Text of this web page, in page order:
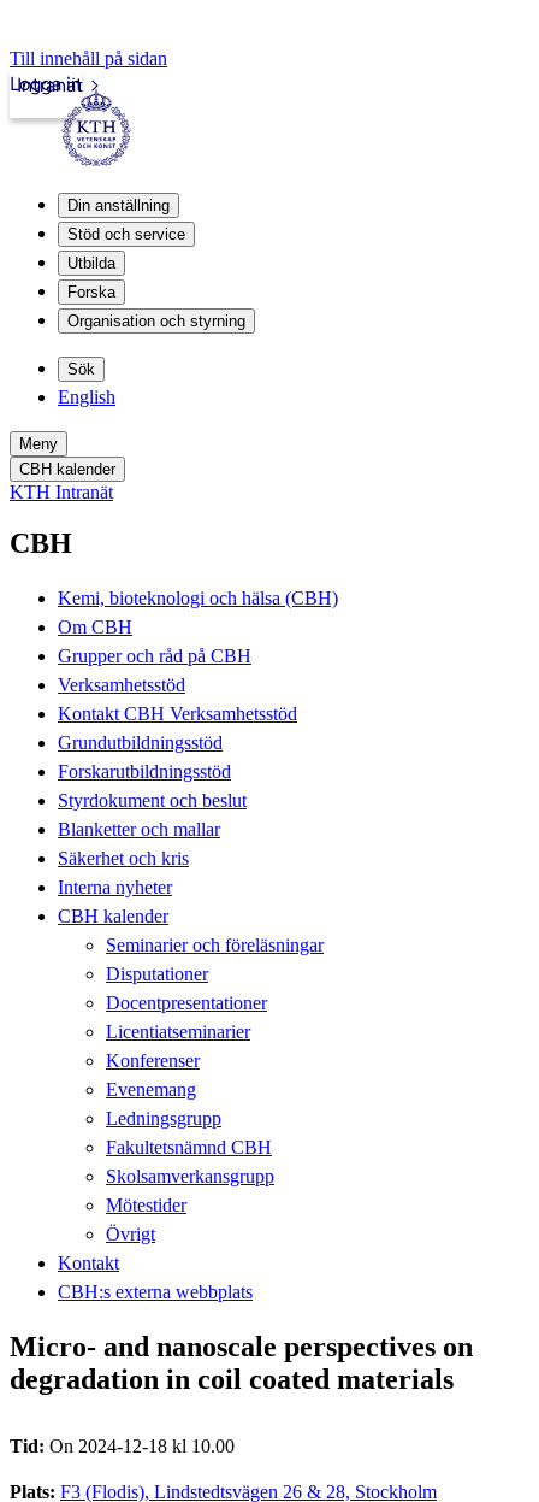
Till innehåll på sidan
Intranät
Logga in
Din anställning
Stöd och service
Utbilda
Forska
Organisation och styrning
Sök
English
Meny
CBH kalender
KTH Intranät
CBH
Kemi, bioteknologi och hälsa (CBH)
Om CBH
Grupper och råd på CBH
Verksamhetsstöd
Kontakt CBH Verksamhetsstöd
Grundutbildningsstöd
Forskarutbildningsstöd
Styrdokument och beslut
Blanketter och mallar
Säkerhet och kris
Interna nyheter
CBH kalender
Seminarier och föreläsningar
Disputationer
Docentpresentationer
Licentiatseminarier
Konferenser
Evenemang
Ledningsgrupp
Fakultetsnämnd CBH
Skolsamverkansgrupp
Mötestider
Övrigt
Kontakt
CBH:s externa webbplats
Micro- and nanoscale perspectives on
degradation in coil coated materials
Tid: On 2024-12-18 kl 10.00
Plats: F3 (Flodis), Lindstedtsvägen 26 & 28, Stockholm